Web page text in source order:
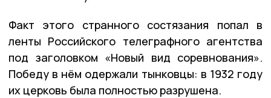
Факт этого странного состязания попал в
ленты Российского телеграфного агентства
под заголовком «Новый вид соревнования».
Победу в нём одержали тынковцы: в 1932 году
их церковь была полностью разрушена.